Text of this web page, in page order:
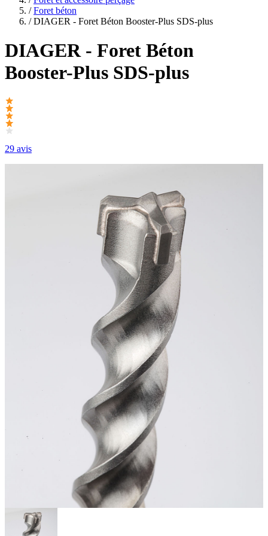
/ Foret béton
/ DIAGER - Foret Béton Booster-Plus SDS-plus
DIAGER- Foret Béton
Booster-Plus SDS-plus
29 avis